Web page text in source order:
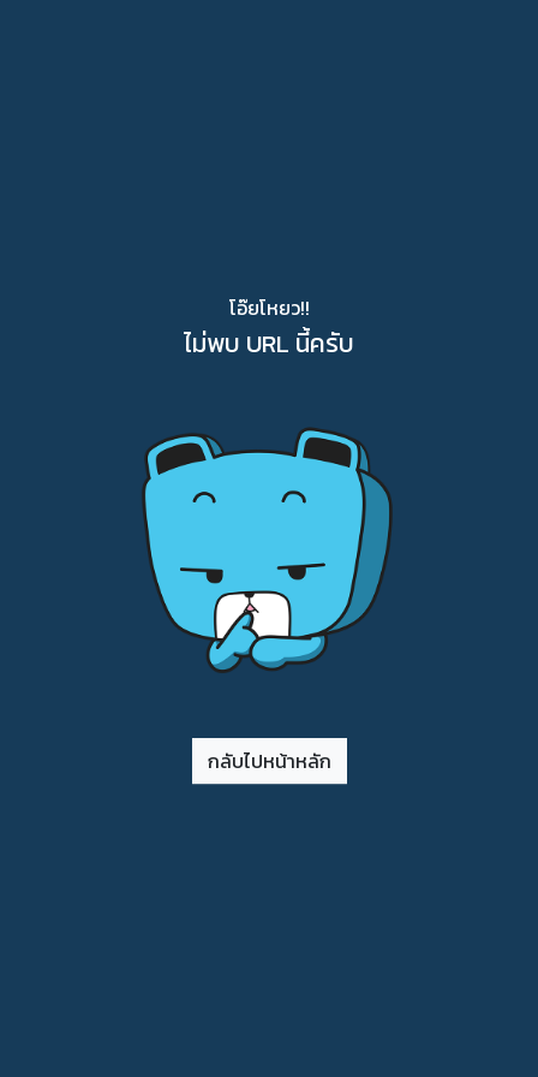
โอ๊ยโหยว!!
ไม่พบ URL นี้ครับ
กลับไปหน้าหลัก